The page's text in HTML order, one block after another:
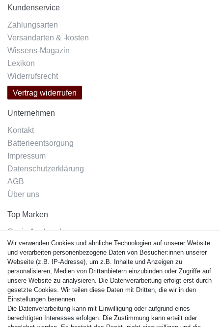
Kundenservice
Zahlungsarten
Versandarten & -kosten
Wissens-Magazin
Lexikon
Widerrufsrecht
Vertrag widerrufen
Unternehmen
Kontakt
Batterieentsorgung
Impressum
Datenschutzerklärung
AGB
Über uns
Top Marken
Casio Armband
Festina Armband
Citizen Armband
M. Lacroix Armband
J. Lemans Armband
Uhrenarmbänder - Alle
Sicherheit
Wir verwenden Cookies und ähnliche Technologien auf unserer Website
und verarbeiten personenbezogene Daten von Besucher:innen unserer
Webseite (z.B. IP-Adresse), um z.B. Inhalte und Anzeigen zu
personalisieren, Medien von Drittanbietern einzubinden oder Zugriffe auf
unsere Website zu analysieren. Die Datenverarbeitung erfolgt erst durch
gesetzte Cookies. Wir teilen diese Daten mit Dritten, die wir in den
Einstellungen benennen.
Die Datenverarbeitung kann mit Einwilligung oder aufgrund eines
berechtigten Interesses erfolgen. Die Zustimmung kann erteilt oder